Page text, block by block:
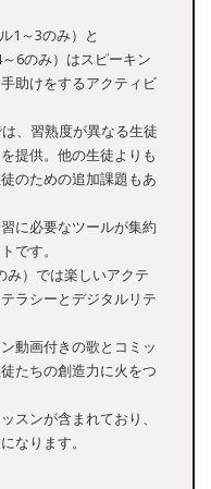
1～3のみ）と
6のみ）はスピーキン
助けをするアクティビ
、習熟度が異なる生徒
提供。他の生徒よりも
のための追加課題もあ
に必要なツールが集約
です。
）では楽しいアクテ
ラシーとデジタルリテ
動画付きの歌とコミッ
たちの創造力に火をつ
スンが含まれており、
なります。